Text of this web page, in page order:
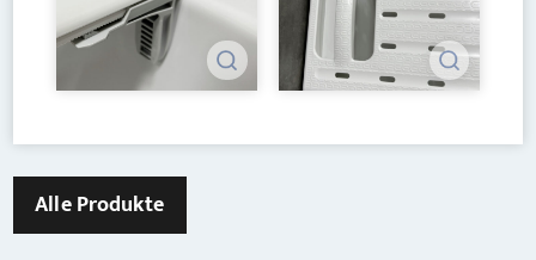
Alle Produkte